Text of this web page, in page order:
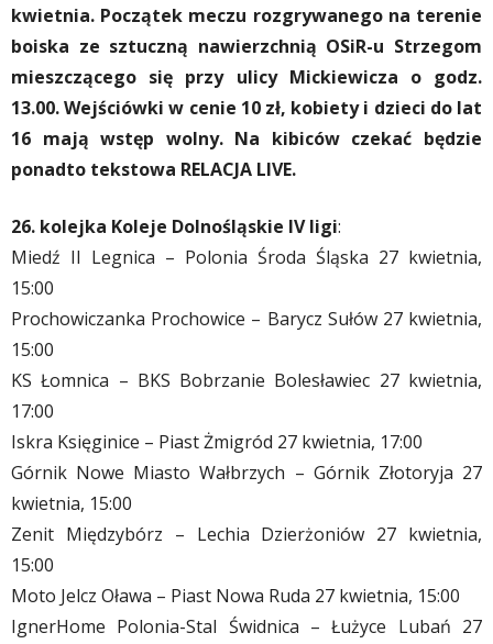
kwietnia. Początek meczu rozgrywanego na terenie
boiska ze sztuczną nawierzchnią OSiR-u Strzegom
mieszczącego się przy ulicy Mickiewicza o godz.
13.00. Wejściówki w cenie 10 zł, kobiety i dzieci do lat
16 mają wstęp wolny. Na kibiców czekać będzie
ponadto tekstowa RELACJA LIVE.
26. kolejka Koleje Dolnośląskie IV ligi:
Miedź II Legnica – Polonia Środa Śląska 27 kwietnia,
15:00
Prochowiczanka Prochowice – Barycz Sułów 27 kwietnia,
15:00
KS Łomnica – BKS Bobrzanie Bolesławiec 27 kwietnia,
17:00
Iskra Księginice – Piast Żmigród 27 kwietnia, 17:00
Górnik Nowe Miasto Wałbrzych – Górnik Złotoryja 27
kwietnia, 15:00
Zenit Międzybórz – Lechia Dzierżoniów 27 kwietnia,
15:00
Moto Jelcz Oława – Piast Nowa Ruda 27 kwietnia, 15:00
IgnerHome Polonia-Stal Świdnica – Łużyce Lubań 27